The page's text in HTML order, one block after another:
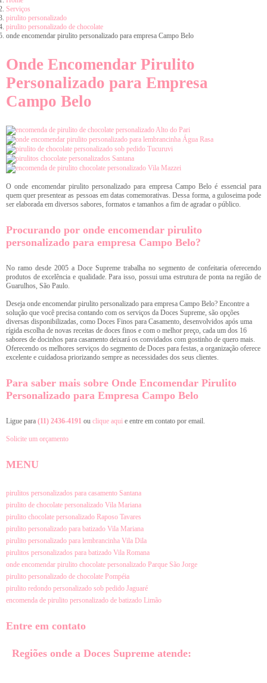
Serviços
pirulito personalizado
pirulito personalizado de chocolate
onde encomendar pirulito personalizado para empresa Campo Belo
Onde Encomendar Pirulito
Personalizado para Empresa
Campo Belo
O onde encomendar pirulito personalizado para empresa Campo Belo é essencial para
quem quer presentear as pessoas em datas comemorativas. Dessa forma, a guloseima pode
ser elaborada em diversos sabores, formatos e tamanhos a fim de agradar o público.
Procurando por onde encomendar pirulito
personalizado para empresa Campo Belo?
No ramo desde 2005 a Doce Supreme trabalha no segmento de confeitaria oferecendo
produtos de excelência e qualidade. Para isso, possui uma estrutura de ponta na região de
Guarulhos, São Paulo.
Deseja onde encomendar pirulito personalizado para empresa Campo Belo? Encontre a
solução que você precisa contando com os serviços da Doces Supreme, são opções
diversas disponibilizadas, como Doces Finos para Casamento, desenvolvidos após uma
rígida escolha de novas receitas de doces finos e com o melhor preço, cada um dos 16
sabores de docinhos para casamento deixará os convidados com gostinho de quero mais.
Oferecendo os melhores serviços do segmento de Doces para festas, a organização oferece
excelente e cuidadosa priorizando sempre as necessidades dos seus clientes.
Para saber mais sobre Onde Encomendar Pirulito
Personalizado para Empresa Campo Belo
Ligue para (11) 2436-4191 ou clique aqui e entre em contato por email.
Solicite um orçamento
MENU
pirulitos personalizados para casamento Santana
pirulito de chocolate personalizado Vila Mariana
pirulito chocolate personalizado Raposo Tavares
pirulito personalizado para batizado Vila Mariana
pirulito personalizado para lembrancinha Vila Dila
pirulitos personalizados para batizado Vila Romana
onde encomendar pirulito chocolate personalizado Parque São Jorge
pirulito personalizado de chocolate Pompéia
pirulito redondo personalizado sob pedido Jaguaré
encomenda de pirulito personalizado de batizado Limão
Entre em contato
Regiões onde a Doces Supreme atende: